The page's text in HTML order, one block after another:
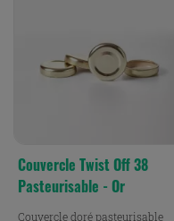
Couvercle Twist Off 38
Pasteurisable - Or
Couvercle doré pasteurisable